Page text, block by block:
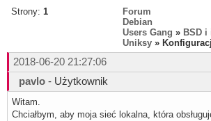
Strony: 1
Forum
Debian
Users Gang » BSD i
Uniksy »
2018-06-20 21:27:06
pavlo - Użytkownik
Witam.
Chciałbym, aby moja sieć lokalna, która